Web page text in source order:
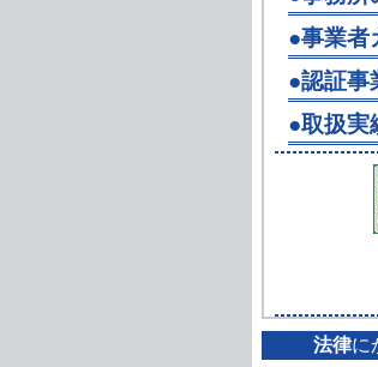
●事業
●認証事
●取扱実
法律に